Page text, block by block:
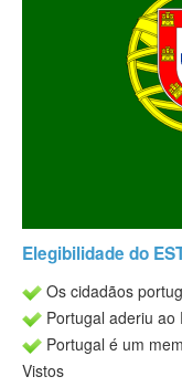
Status ESTA
Informação
Elegibilidade do
Os cidadãos
Portugal aderiu
Portugal é um
Vistos